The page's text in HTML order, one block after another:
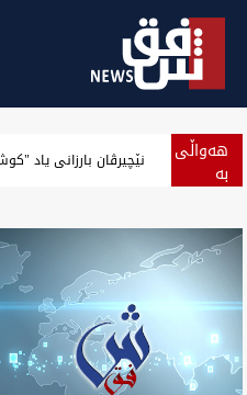
هەواڵی
بە نێچیرڤان بارزانی..